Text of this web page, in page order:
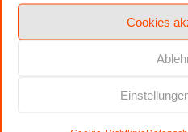
Cookies
78 Tage auf der Straße
des Hasses Band 2: